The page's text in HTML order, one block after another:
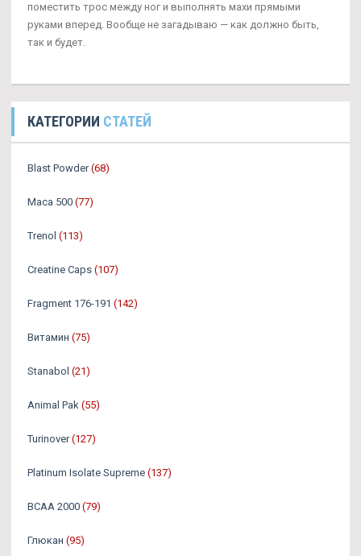
поместить трос между ног и выполнять махи прямыми
руками вперед. Вообще не загадываю — как должно быть,
так и будет.
КАТЕГОРИИ СТАТЕЙ
Blast Powder (68)
Maca 500 (77)
Trenol (113)
Creatine Caps (107)
Fragment 176-191 (142)
Витамин (75)
Stanabol (21)
Animal Pak (55)
Turinover (127)
Platinum Isolate Supreme (137)
BCAA 2000 (79)
Глюкан (95)